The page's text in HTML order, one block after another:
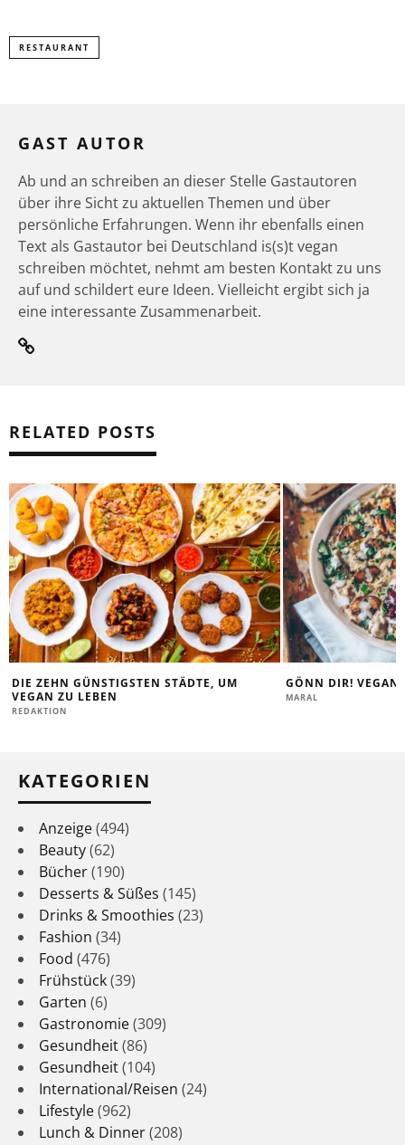
RESTAURANT
GAST AUTOR
Ab und an schreiben an dieser Stelle Gastautoren
über ihre Sicht zu aktuellen Themen und über
persönliche Erfahrungen. Wenn ihr ebenfalls einen
Text als Gastautor bei Deutschland is(s)t vegan
schreiben möchtet, nehmt am besten Kontakt zu uns
auf und schildert eure Ideen. Vielleicht ergibt sich ja
eine interessante Zusammenarbeit.
RELATED POSTS
DIE ZEHN GÜNSTIGSTEN STÄDTE, UM
VEGAN ZU LEBEN
REDAKTION
GÖNN DIR!
MARAL
KATEGORIEN
Anzeige(494)
Beauty(62)
Bücher(190)
Desserts & Süßes (145)
Drinks & Smoothies (23)
Fashion (34)
Food (476)
Frühstück(39)
Garten (6)
Gastronomie(309)
Gesundheit(86)
Gesundheit(104)
International/Reisen (24)
Lifestyle(962)
Lunch & Dinner(208)